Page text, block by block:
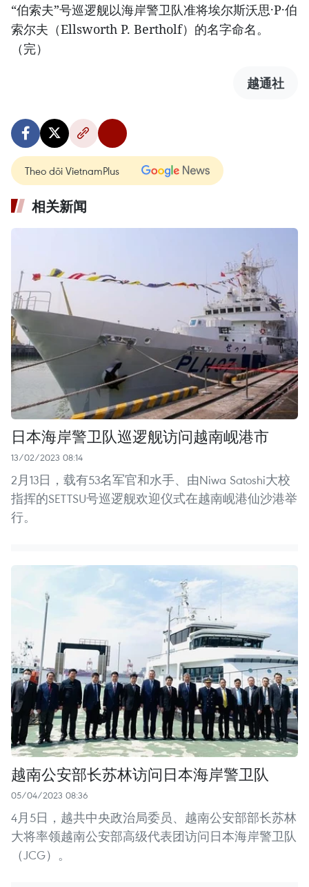
“伯索夫”号巡逻舰以海岸警卫队准将埃尔斯沃思·P·伯
索尔夫（Ellsworth P. Bertholf）的名字命名。
（完）
越通社
Theo dõi VietnamPlus
相关新闻
日本海岸警卫队巡逻舰访问越南岘港市
13/02/2023 08:14
2月13日，载有53名军官和水手、由Niwa Satoshi大校
指挥的SETTSU号巡逻舰欢迎仪式在越南岘港仙沙港举
行。
越南公安部长苏林访问日本海岸警卫队
05/04/2023 08:36
4月5日，越共中央政治局委员、越南公安部部长苏林
大将率领越南公安部高级代表团访问日本海岸警卫队
（JCG）。